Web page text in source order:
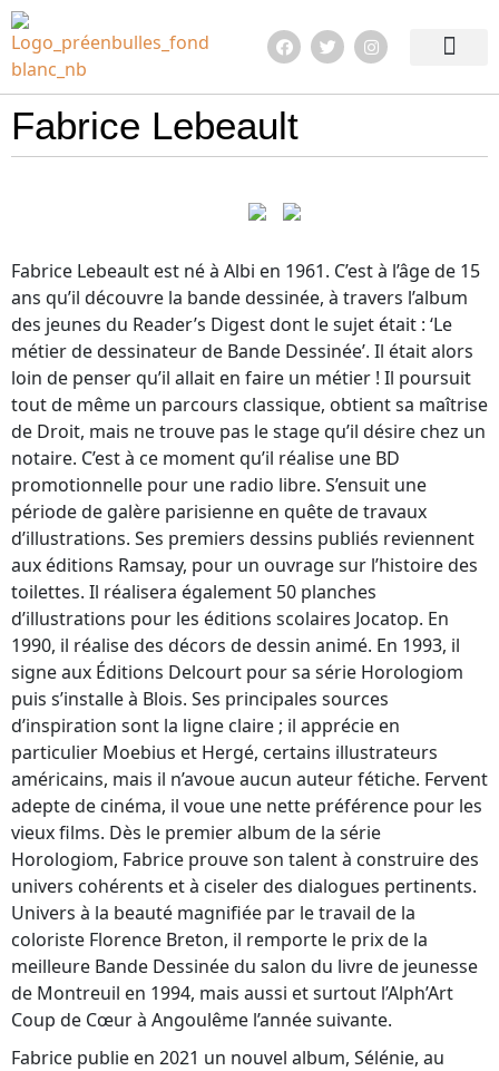
Fabrice Lebeault
Fabrice Lebeault est né à Albi en 1961. C’est à l’âge de 15
ans qu’il découvre la bande dessinée, à travers l’album
des jeunes du Reader’s Digest dont le sujet était : ‘Le
métier de dessinateur de Bande Dessinée’. Il était alors
loin de penser qu’il allait en faire un métier ! Il poursuit
tout de même un parcours classique, obtient sa maîtrise
de Droit, mais ne trouve pas le stage qu’il désire chez un
notaire. C’est à ce moment qu’il réalise une BD
promotionnelle pour une radio libre. S’ensuit une
période de galère parisienne en quête de travaux
d’illustrations. Ses premiers dessins publiés reviennent
aux éditions Ramsay, pour un ouvrage sur l’histoire des
toilettes. Il réalisera également 50 planches
d’illustrations pour les éditions scolaires Jocatop. En
1990, il réalise des décors de dessin animé. En 1993, il
signe aux Éditions Delcourt pour sa série Horologiom
puis s’installe à Blois. Ses principales sources
d’inspiration sont la ligne claire ; il apprécie en
particulier Moebius et Hergé, certains illustrateurs
américains, mais il n’avoue aucun auteur fétiche. Fervent
adepte de cinéma, il voue une nette préférence pour les
vieux films. Dès le premier album de la série
Horologiom, Fabrice prouve son talent à construire des
univers cohérents et à ciseler des dialogues pertinents.
Univers à la beauté magnifiée par le travail de la
coloriste Florence Breton, il remporte le prix de la
meilleure Bande Dessinée du salon du livre de jeunesse
de Montreuil en 1994, mais aussi et surtout l’Alph’Art
Coup de Cœur à Angoulême l’année suivante.
Fabrice publie en 2021 un nouvel album, Sélénie, au